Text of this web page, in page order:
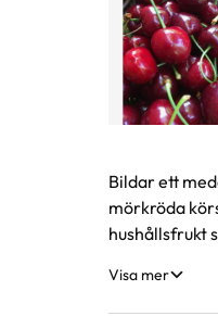
Bildar ett
mörkröda
hushållsfrukt
Visa mer